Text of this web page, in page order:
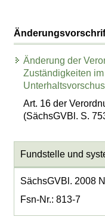
Änderung der
Zuständigkeiten
Art. 16 der
(SächsGVBl. S.
Fundstelle und
SächsGVBl. 2008
Fsn-Nr.: 813-7